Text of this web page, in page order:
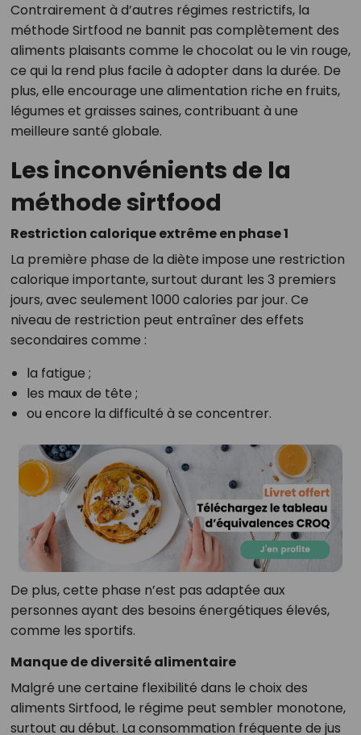
Contrairement à d’autres régimes restrictifs, la
méthode Sirtfood ne bannit pas complètement des
aliments plaisants comme le chocolat ou le vin rouge,
ce qui la rend plus facile à adopter dans la durée. De
plus, elle encourage une alimentation riche en fruits,
légumes et graisses saines, contribuant à une
meilleure santé globale.
Les inconvénients de la
méthode sirtfood
Restriction calorique extrême en phase 1
La première phase de la diète impose une restriction
calorique importante, surtout durant les 3 premiers
jours, avec seulement 1000 calories par jour. Ce
niveau de restriction peut entraîner des effets
secondaires comme :
la fatigue ;
les maux de tête ;
ou encore la difficulté à se concentrer.
De plus, cette phase n’est pas adaptée aux
personnes ayant des besoins énergétiques élevés,
comme les sportifs.
Manque de diversité alimentaire
Malgré une certaine flexibilité dans le choix des
aliments Sirtfood, le régime peut sembler monotone,
surtout au début. La consommation fréquente de jus